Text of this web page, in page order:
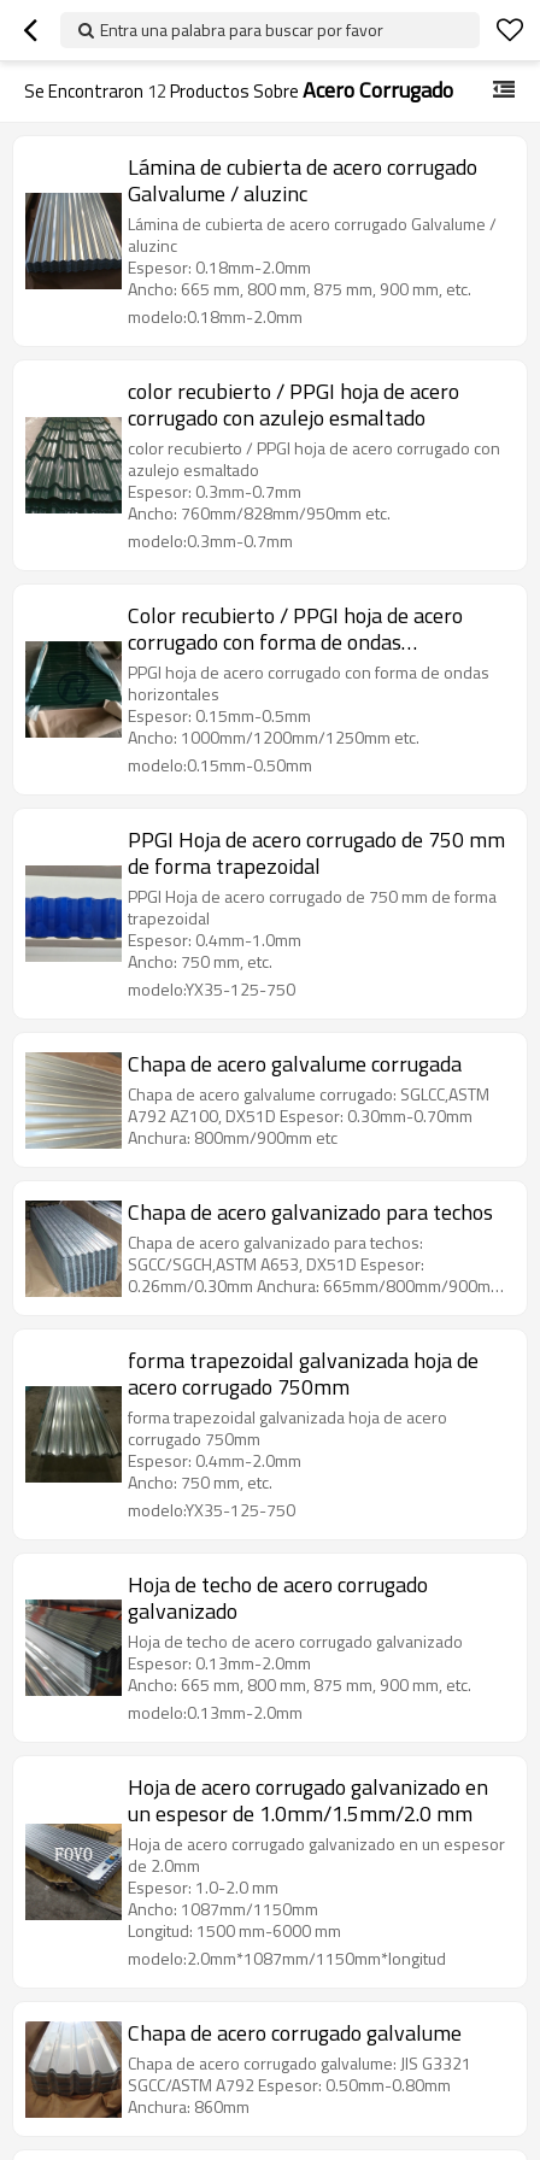
Entra una palabra para buscar por favor
Se Encontraron 12Productos SobreAcero Corrugado
Lámina de cubierta de acero corrugado
Galvalume / aluzinc
Lámina de cubierta de acero corrugado Galvalume /
aluzinc
Espesor: 0.18mm-2.0mm
Ancho: 665 mm, 800 mm, 875 mm, 900 mm, etc.
modelo:0.18mm-2.0mm
color recubierto / PPGI hoja de acero
corrugado con azulejo esmaltado
color recubierto / PPGI hoja de acero corrugado con
azulejo esmaltado
Espesor: 0.3mm-0.7mm
Ancho: 760mm/828mm/950mm etc.
modelo:0.3mm-0.7mm
Color recubierto / PPGI hoja de acero
corrugado con forma de ondas
horizontales
PPGI hoja de acero corrugado con forma de ondas
horizontales
Espesor: 0.15mm-0.5mm
Ancho: 1000mm/1200mm/1250mm etc.
modelo:0.15mm-0.50mm
PPGI Hoja de acero corrugado de 750 mm
de forma trapezoidal
PPGI Hoja de acero corrugado de 750 mm de forma
trapezoidal
Espesor: 0.4mm-1.0mm
Ancho: 750 mm, etc.
modelo:YX35-125-750
Chapa de acero galvalume corrugada
Chapa de acero galvalume corrugado: SGLCC,ASTM
A792 AZ100, DX51D Espesor: 0.30mm-0.70mm
Anchura: 800mm/900mm etc
Chapa de acero galvanizado para techos
Chapa de acero galvanizado para techos:
SGCC/SGCH,ASTM A653, DX51D Espesor:
0.26mm/0.30mm Anchura: 665mm/800mm/900mm
forma trapezoidal galvanizada hoja de
acero corrugado 750mm
forma trapezoidal galvanizada hoja de acero
corrugado 750mm
Espesor: 0.4mm-2.0mm
Ancho: 750 mm, etc.
modelo:YX35-125-750
Hoja de techo de acero corrugado
galvanizado
Hoja de techo de acero corrugado galvanizado
Espesor: 0.13mm-2.0mm
Ancho: 665 mm, 800 mm, 875 mm, 900 mm, etc.
modelo:0.13mm-2.0mm
Hoja de acero corrugado galvanizado en
un espesor de 1.0mm/1.5mm/2.0 mm
Hoja de acero corrugado galvanizado en un espesor
de 2.0mm
Espesor: 1.0-2.0 mm
Ancho: 1087mm/1150mm
Longitud: 1500 mm-6000 mm
modelo:2.0mm*1087mm/1150mm*longitud
Chapa de acero corrugado galvalume
Chapa de acero corrugado galvalume: JIS G3321
SGCC/ASTM A792 Espesor: 0.50mm-0.80mm
Anchura: 860mm